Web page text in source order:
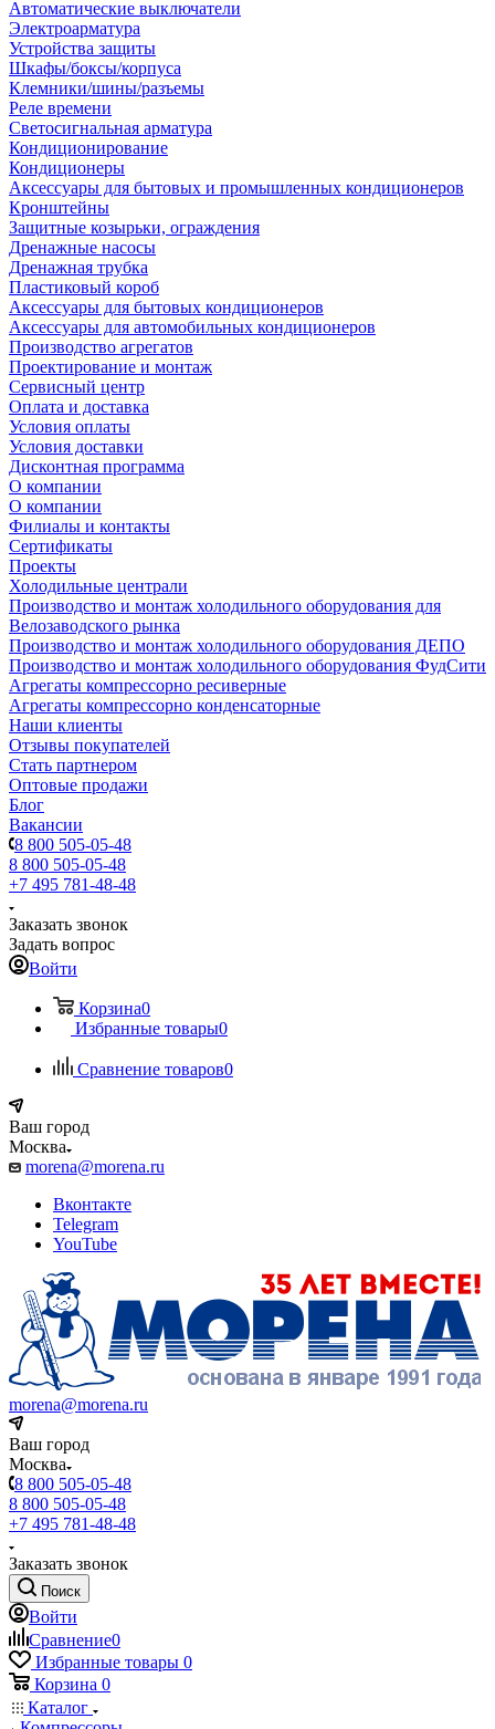
Автоматические выключатели
Электроарматура
Устройства защиты
Шкафы/боксы/корпуса
Клемники/шины/разъемы
Реле времени
Светосигнальная арматура
Кондиционирование
Кондиционеры
Аксессуары для бытовых и промышленных кондиционеров
Кронштейны
Защитные козырьки, ограждения
Дренажные насосы
Дренажная трубка
Пластиковый короб
Аксессуары для бытовых кондиционеров
Аксессуары для автомобильных кондиционеров
Производство агрегатов
Проектирование и монтаж
Сервисный центр
Оплата и доставка
Условия оплаты
Условия доставки
Дисконтная программа
О компании
О компании
Филиалы и контакты
Сертификаты
Проекты
Холодильные централи
Производство и монтаж холодильного оборудования для
Велозаводского рынка
Производство и монтаж холодильного оборудования ДЕПО
Производство и монтаж холодильного оборудования ФудСити
Агрегаты компрессорно ресиверные
Агрегаты компрессорно конденсаторные
Наши клиенты
Отзывы покупателей
Стать партнером
Оптовые продажи
Блог
Вакансии
8 800 505-05-48
8 800 505-05-48
+7 495 781-48-48
Заказать звонок
Задать вопрос
Войти
Корзина0
Избранные товары0
Сравнение товаров0
Ваш город
Москва
morena@morena.ru
Вконтакте
Telegram
YouTube
morena@morena.ru
Ваш город
Москва
8 800 505-05-48
8 800 505-05-48
+7 495 781-48-48
Заказать звонок
Поиск
Войти
Сравнение0
Избранные товары 0
Корзина 0
Каталог